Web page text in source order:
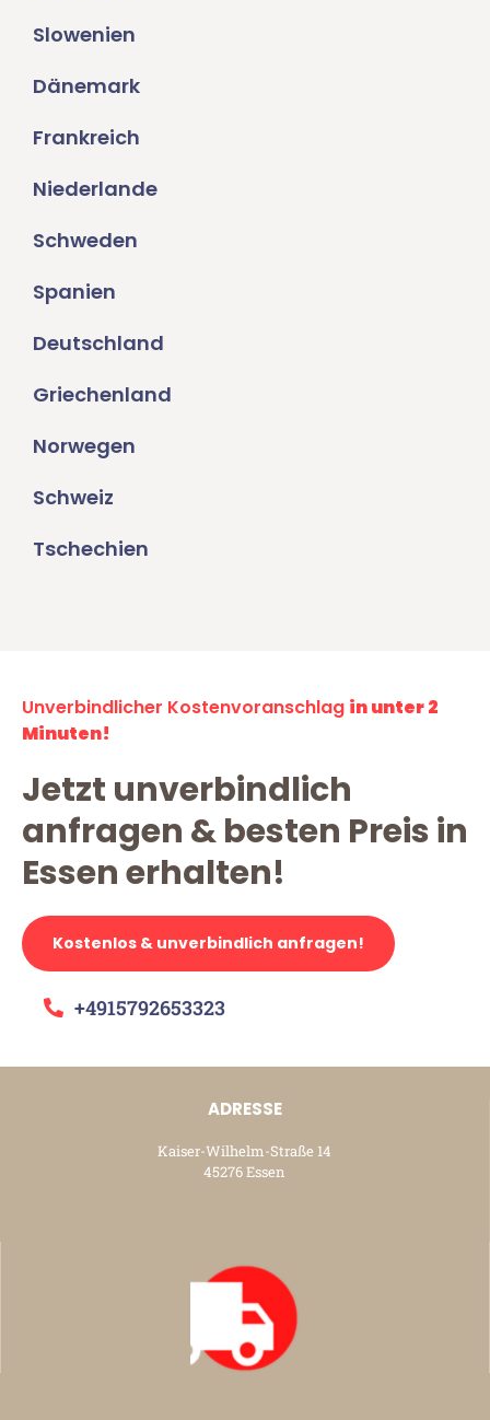
Slowenien
Dänemark
Frankreich
Niederlande
Schweden
Spanien
Deutschland
Griechenland
Norwegen
Schweiz
Tschechien
Unverbindlicher Kostenvoranschlag in unter 2
Minuten!
Jetzt unverbindlich
anfragen & besten Preis in
Essen erhalten!
Kostenlos & unverbindlich anfragen!
+4915792653323
ADRESSE
Kaiser-Wilhelm-Straße 14
45276 Essen